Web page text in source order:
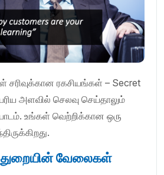
ரகசியங்கள் – Secret
அளவில் செலவு செய்தாலும்
உங்கள் வெற்றிக்கான ஒரு
வேலைகள்